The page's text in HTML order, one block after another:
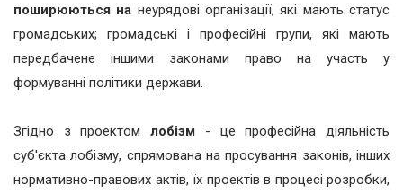
поширюються на неурядові організації, які мають статус
громадських; громадські і професійні групи, які мають
передбачене іншими законами право на участь у
формуванні політики держави.
Згідно з проектом лобізм - це професійна діяльність
суб'єкта лобізму, спрямована на просування законів, інших
нормативно-правових актів, їх проектів в процесі розробки,